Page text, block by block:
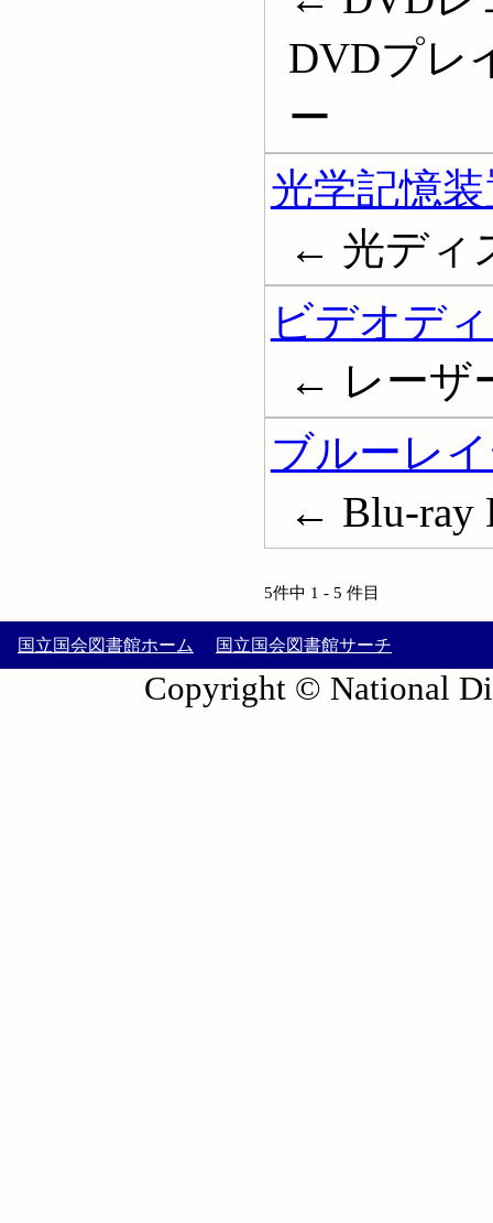
DVDプレ
ー
光学記憶
← 光ディ
ビデオデ
← レーザ
ブルーレ
← Blu-ray
5件中 1 - 5 件目
国立国会図書館ホーム 国立国会図書館サーチ
Copyright © National